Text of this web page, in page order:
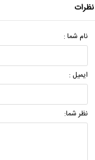
نظرات
نام شما :
ایمیل :
نظر شما: